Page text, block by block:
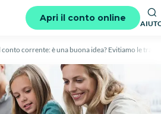
Apri il conto online
conto corrente: è una buona idea? Evitiamo le